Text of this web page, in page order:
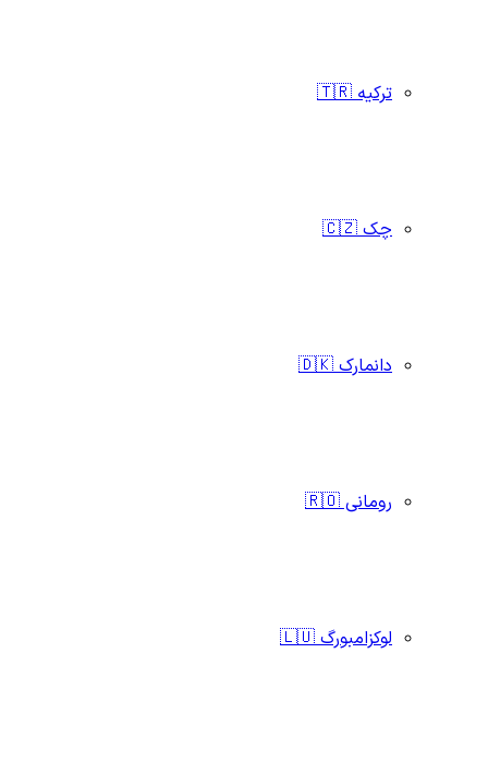
ترکیه 🇹🇷
چک 🇨🇿
دانمارک 🇩🇰
رومانی 🇷🇴
لوکزامبورگ 🇱🇺